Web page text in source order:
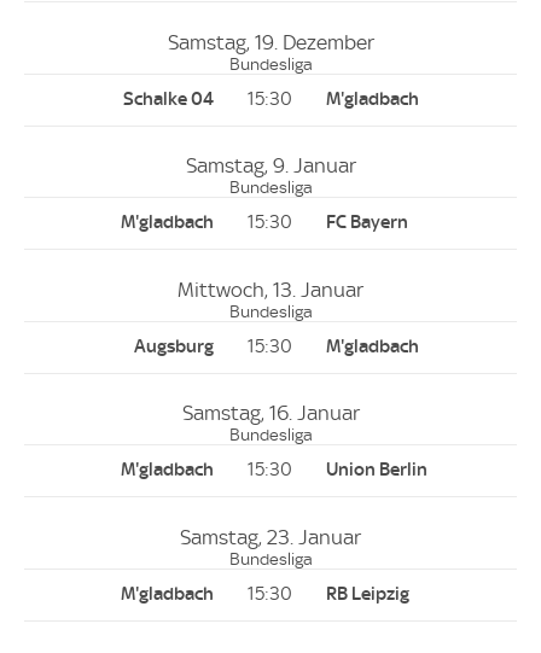
Samstag, 19. Dezember
Bundesliga
15:30
Samstag, 9. Januar
Bundesliga
15:30
Mittwoch, 13. Januar
Bundesliga
15:30
Samstag, 16. Januar
Bundesliga
15:30
Samstag, 23. Januar
Bundesliga
15:30